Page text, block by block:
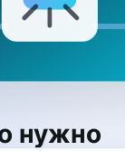
нужно